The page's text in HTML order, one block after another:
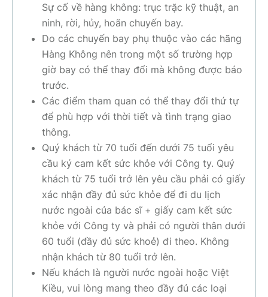
Sự cố về hàng không: trục trặc kỹ thuật, an
ninh, rời, hủy, hoãn chuyến bay.
Do các chuyến bay phụ thuộc vào các hãng
Hàng Không nên trong một số trường hợp
giờ bay có thể thay đổi mà không được báo
trước.
Các điểm tham quan có thể thay đổi thứ tự
để phù hợp với thời tiết và tình trạng giao
thông.
Quý khách từ 70 tuổi đến dưới 75 tuổi yêu
cầu ký cam kết sức khỏe với Công ty. Quý
khách từ 75 tuổi trở lên yêu cầu phải có giấy
xác nhận đầy đủ sức khỏe để đi du lịch
nước ngoài của bác sĩ + giấy cam kết sức
khỏe với Công ty và phải có người thân dưới
60 tuổi (đầy đủ sức khoẻ) đi theo. Không
nhận khách từ 80 tuổi trở lên.
Nếu khách là người nước ngoài hoặc Việt
Kiều, vui lòng mang theo đầy đủ các loại